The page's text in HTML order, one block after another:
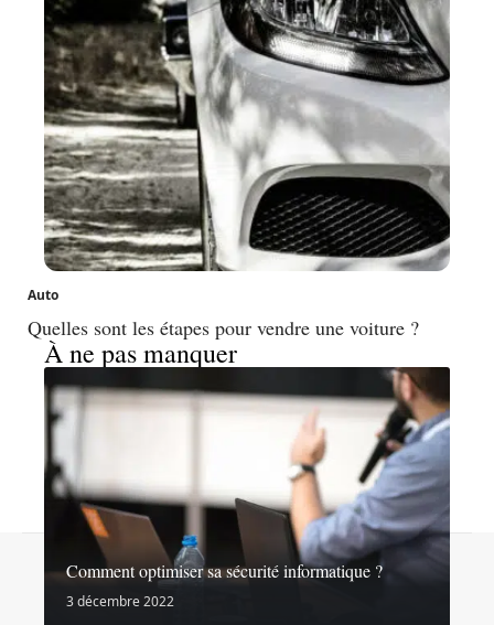
Auto
Quelles sont les étapes pour vendre une voiture ?
À ne pas manquer
Comment optimiser sa sécurité informatique ?
3 décembre 2022© 2026 | noslibertes.org
Mentions légales Sitemap